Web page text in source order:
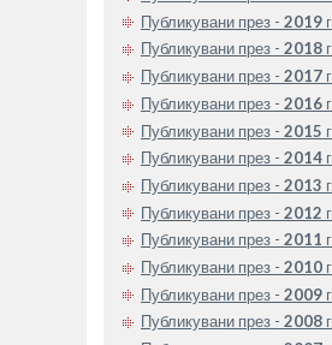
Публикувани през - 2019
Публикувани през - 2018
Публикувани през - 2017
Публикувани през - 2016
Публикувани през - 2015
Публикувани през - 2014
Публикувани през - 2013
Публикувани през - 2012
Публикувани през - 2011
Публикувани през - 2010
Публикувани през - 2009
Публикувани през - 2008